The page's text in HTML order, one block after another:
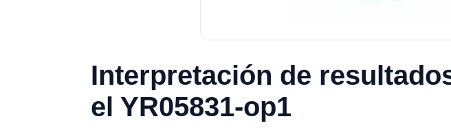
Interpretación de
el YR05831-op1